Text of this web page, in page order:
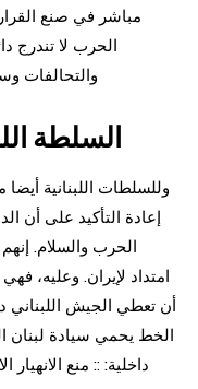
مباشر في صنع
الحرب لا تندرج
والتحالفات
السلطة
وللسلطات اللبنانية
إعادة التأكيد على أن
الحرب والسلام.
امتداد لإيران. وعليه،
أن تعطي الجيش
الخط يحمي سيادة لبنان
داخلية: :: منع